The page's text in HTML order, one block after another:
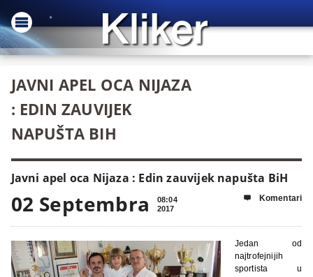
JAVNI APEL OCA NIJAZA
: EDIN ZAUVIJEK
NAPUŠTA BIH
Javni apel oca Nijaza : Edin zauvijek napušta BiH
02 Septembra
08:04
2017
 Komentari
Jedan od
najtrofejnijih
sportista u